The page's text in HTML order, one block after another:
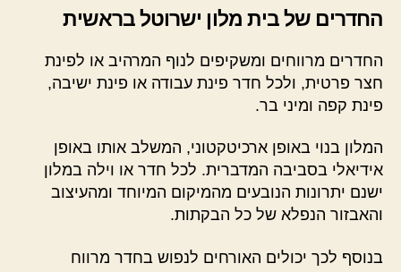
החדרים של בית מלון ישרוטל בראשית
החדרים מרווחים ומשקיפים לנוף המרהיב או לפינת
חצר פרטית, ולכל חדר פינת עבודה או פינת ישיבה,
פינת קפה ומיני בר.
המלון בנוי באופן ארכיטקטוני, המשלב אותו באופן
אידיאלי בסביבה המדברית. לכל חדר או וילה במלון
ישנם יתרונות הנובעים מהמיקום המיוחד ומהעיצוב
והאבזור הנפלא של כל הבקתות.
בנוסף לכך יכולים האורחים לנפוש בחדר מרווח